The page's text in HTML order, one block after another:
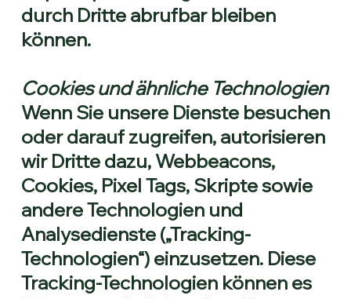
durch Dritte abrufbar bleiben
können.
Cookies und ähnliche Technologien
Wenn Sie unsere Dienste besuchen
oder darauf zugreifen, autorisieren
wir Dritte dazu, Webbeacons,
Cookies, Pixel Tags, Skripte sowie
andere Technologien und
Analysedienste („Tracking-
Technologien“) einzusetzen. Diese
Tracking-Technologien können es